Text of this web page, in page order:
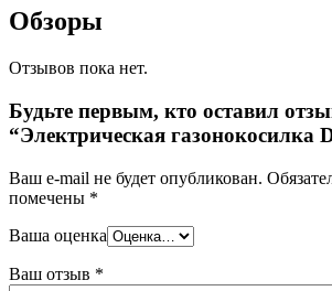
Обзоры
Отзывов пока нет.
Будьте первым, кто оставил
“Электрическая газонокосилка
Ваш e-mail не будет опубликован.
помечены *
Ваша оценка
Ваш отзыв *